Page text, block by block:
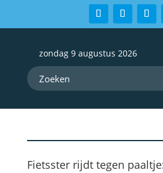
zondag 9 augustus 2026
Fietsster rijdt tegen